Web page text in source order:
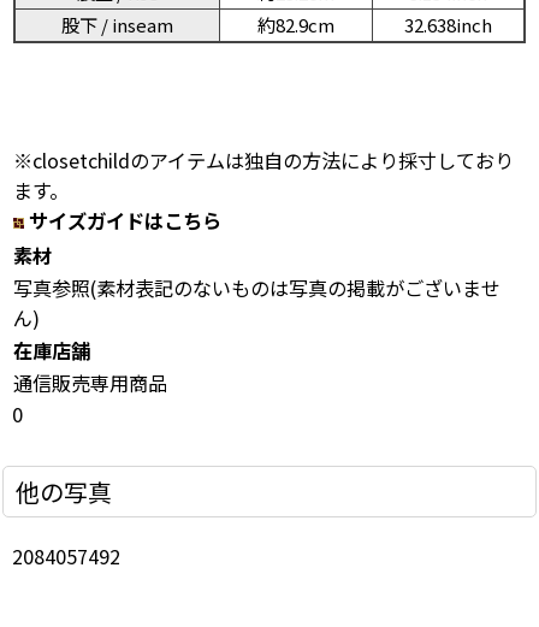
股下 / inseam
約82.9cm 32.638inch
※closetchildのアイテムは独自の方法により採寸しており
ます。
サイズガイドはこちら
素材
写真参照(素材表記のないものは写真の掲載がございませ
ん)
在庫店舗
通信販売専用商品
0
他の写真
2084057492